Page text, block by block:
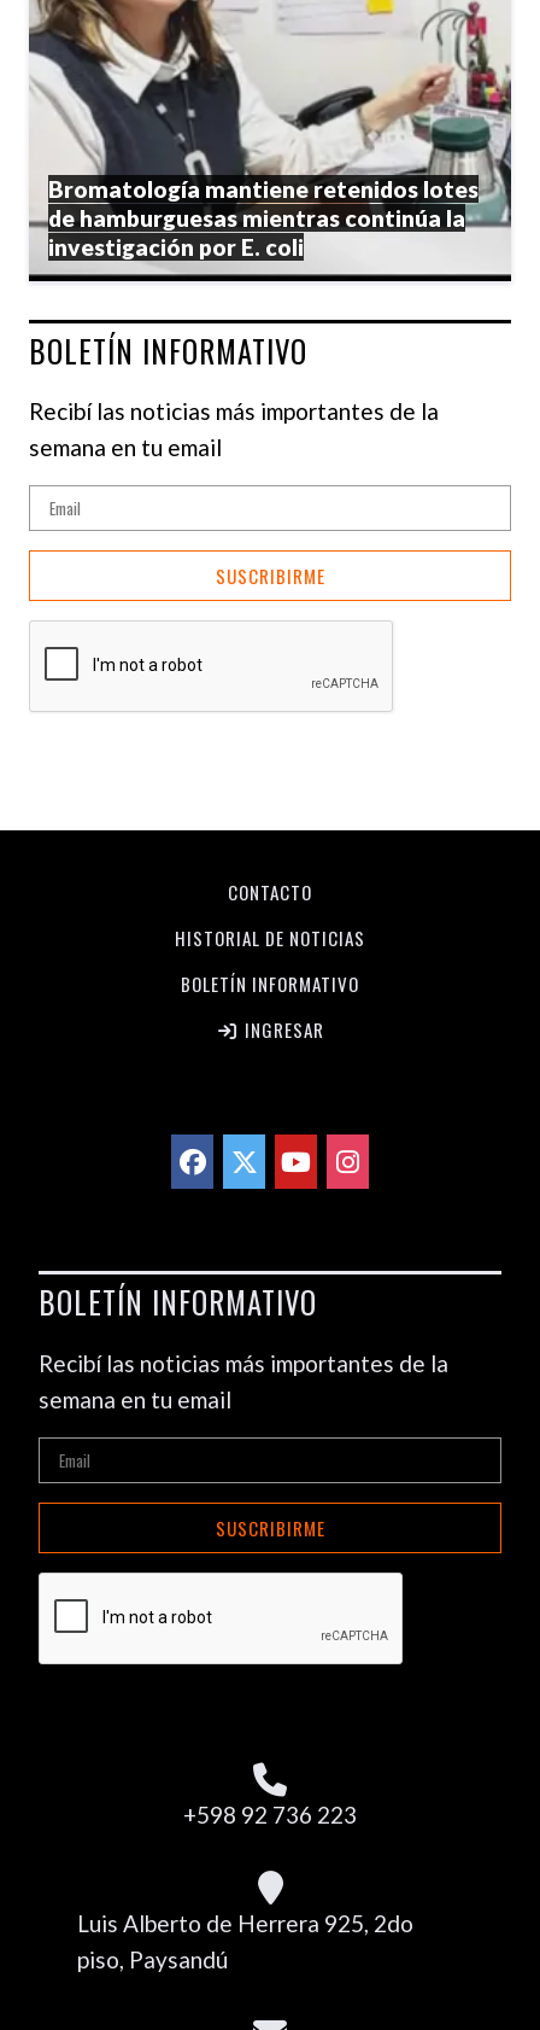
Bromatología mantiene retenidos lotes
de hamburguesas mientras continúa la
investigación por E. coli
BOLETÍN INFORMATIVO
Recibí las noticias más importantes de la
semana en tu email
SUSCRIBIRME
CONTACTO
HISTORIAL DE NOTICIAS
BOLETÍN INFORMATIVO
INGRESAR
BOLETÍN INFORMATIVO
Recibí las noticias más importantes de la
semana en tu email
SUSCRIBIRME
+598 92 736 223
Luis Alberto de Herrera 925, 2do
piso, Paysandú